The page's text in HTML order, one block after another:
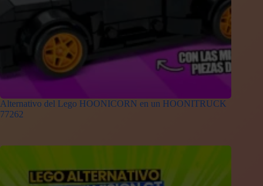
Alternativo del Lego HOONICORN en un HOONITRUCK
77262